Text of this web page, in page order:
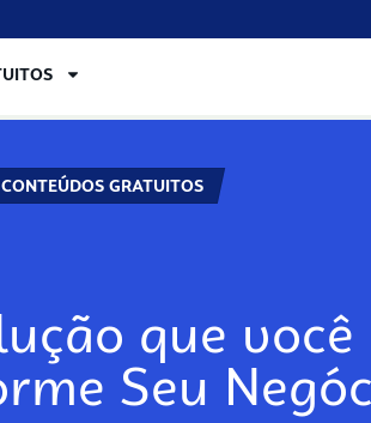
CONTEÚDOS GRATUITOS
que você
Seu